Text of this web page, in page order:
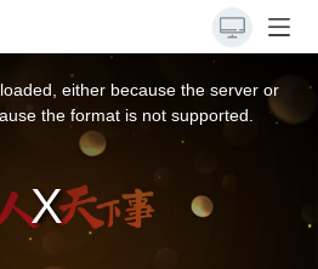
either because the server or
the format is not supported.